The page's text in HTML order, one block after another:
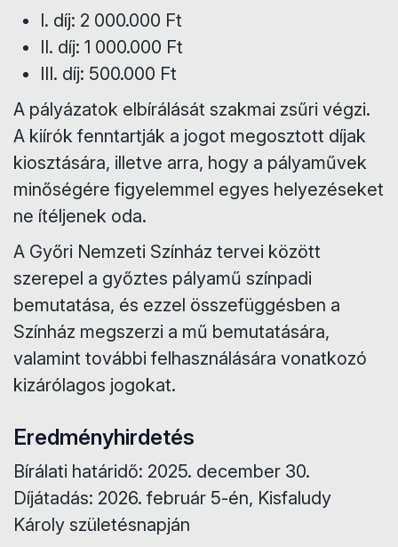
I. díj: 2 000.000 Ft
II. díj: 1 000.000 Ft
III. díj: 500.000 Ft
A pályázatok elbírálását szakmai zsűri végzi.
A kiírók fenntartják a jogot megosztott díjak
kiosztására, illetve arra, hogy a pályaművek
minőségére figyelemmel egyes helyezéseket
ne ítéljenek oda.
A Győri Nemzeti Színház tervei között
szerepel a győztes pályamű színpadi
bemutatása, és ezzel összefüggésben a
Színház megszerzi a mű bemutatására,
valamint további felhasználására vonatkozó
kizárólagos jogokat.
Eredményhirdetés
Bírálati határidő: 2025. december 30.
Díjátadás: 2026. február 5-én, Kisfaludy
Károly születésnapján